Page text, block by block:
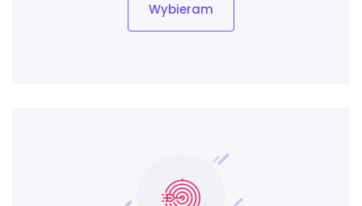
Wybieram